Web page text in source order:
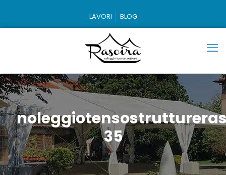
LAVORI BLOG
35